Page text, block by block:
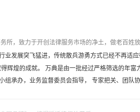
，致力于开创法律服务市场的净土，做老百姓
业发展突飞猛进，传统散兵游勇方式已经不再适
辉煌的成就。 万典是由一批经过严格筛选的年
组承办，业务监督委员会指导， 专家把关、团